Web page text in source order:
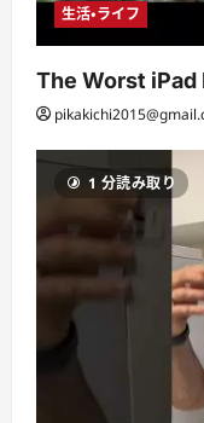
生活・ライフ
The Worst iPad
1 分読み取り